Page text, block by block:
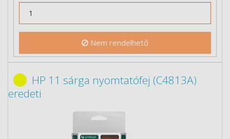
Nem rendelhető
HP 11 sárga nyomtatófej (C4813A)
eredeti